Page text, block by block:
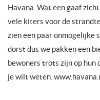
Havana. Wat een gaaf
vele kiters voor de
zien een paar onmogelijke
dorst dus we pakken een
bewoners trots zijn op hun
je wilt weten.